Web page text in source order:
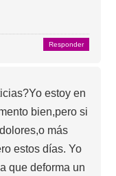
Responder
estoy en
bien,pero si
más
estos días. Yo
que deforma un